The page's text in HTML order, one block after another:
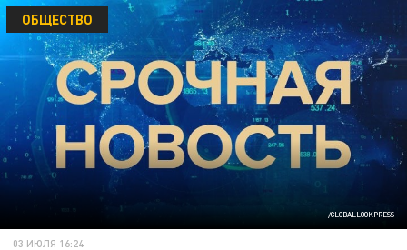
/GLOBALLOOKPRESS
ОБЩЕСТВО
03 ИЮЛЯ 16:24